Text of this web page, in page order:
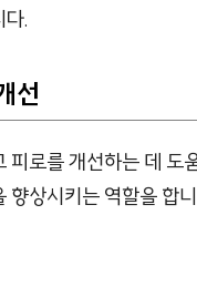
.
선
피로를 개선하는 데
향상시키는 역할을 합